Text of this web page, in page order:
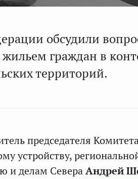
обсудили
граждан в
территорий.
председателя
устройству,
и делам СевераАндрей